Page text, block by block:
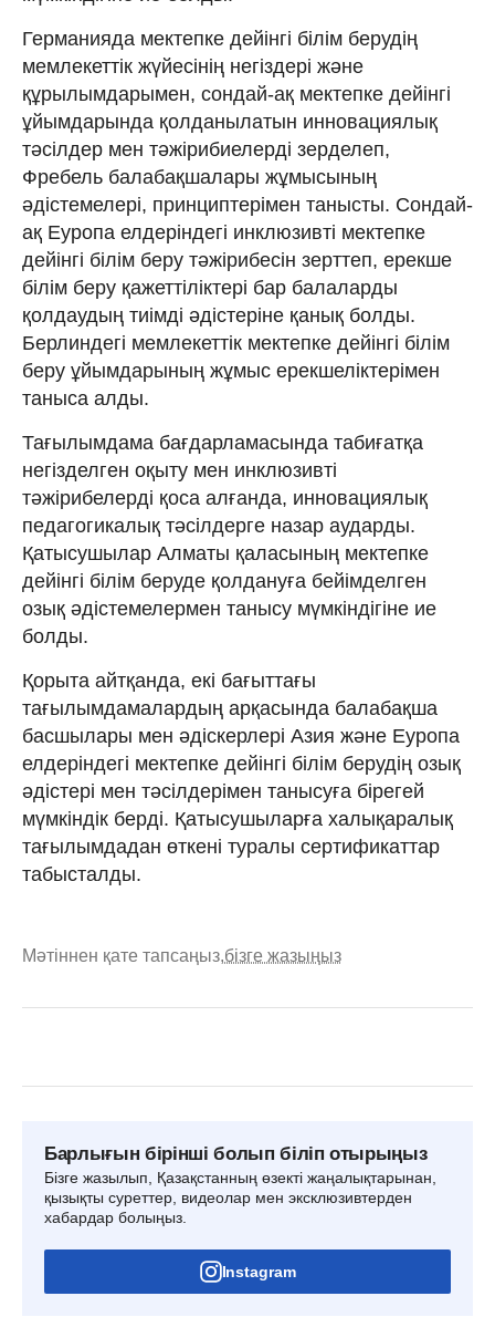
Германияда мектепке дейінгі білім берудің
мемлекеттік жүйесінің негіздері және
құрылымдарымен, сондай-ақ мектепке дейінгі
ұйымдарында қолданылатын инновациялық
тәсілдер мен тәжірибиелерді зерделеп,
Фребель балабақшалары жұмысының
әдістемелері, принциптерімен танысты. Сондай-
ақ Еуропа елдеріндегі инклюзивті мектепке
дейінгі білім беру тәжірибесін зерттеп, ерекше
білім беру қажеттіліктері бар балаларды
қолдаудың тиімді әдістеріне қанық болды.
Берлиндегі мемлекеттік мектепке дейінгі білім
беру ұйымдарының жұмыс ерекшеліктерімен
таныса алды.
Тағылымдама бағдарламасында табиғатқа
негізделген оқыту мен инклюзивті
тәжірибелерді қоса алғанда, инновациялық
педагогикалық тәсілдерге назар аударды.
Қатысушылар Алматы қаласының мектепке
дейінгі білім беруде қолдануға бейімделген
озық әдістемелермен танысу мүмкіндігіне ие
болды.
Қорыта айтқанда, екі бағыттағы
тағылымдамалардың арқасында балабақша
басшылары мен әдіскерлері Азия және Еуропа
елдеріндегі мектепке дейінгі білім берудің озық
әдістері мен тәсілдерімен танысуға бірегей
мүмкіндік берді. Қатысушыларға халықаралық
тағылымдадан өткені туралы сертификаттар
табысталды.
Мәтіннен қате тапсаңыз,бізге жазыңыз
Барлығын бірінші болып біліп отырыңыз
Бізге жазылып, Қазақстанның өзекті жаңалықтарынан,
қызықты суреттер, видеолар мен эксклюзивтерден
хабардар болыңыз.
Instagram